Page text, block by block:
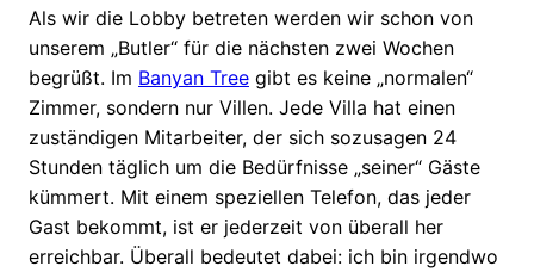
Als wir die Lobby betreten werden wir schon von
unserem „Butler“ für die nächsten zwei Wochen
begrüßt. Im Banyan Tree gibt es keine „normalen“
Zimmer, sondern nur Villen. Jede Villa hat einen
zuständigen Mitarbeiter, der sich sozusagen 24
Stunden täglich um die Bedürfnisse „seiner“ Gäste
kümmert. Mit einem speziellen Telefon, das jeder
Gast bekommt, ist er jederzeit von überall her
erreichbar. Überall bedeutet dabei: ich bin irgendwo